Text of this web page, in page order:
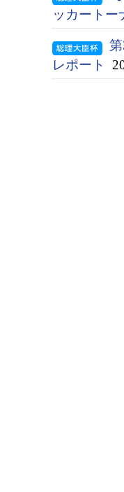
ッカートー
レポート